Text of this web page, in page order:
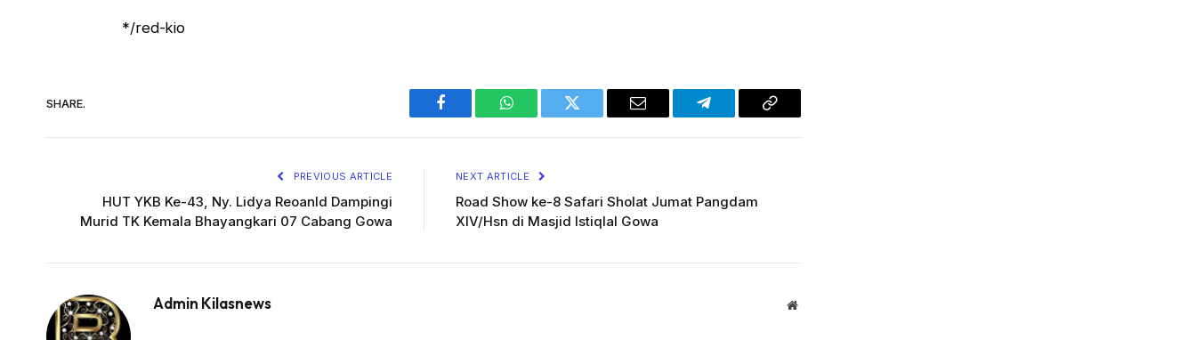
*/red-kio
SHARE.
Facebook WhatsAppTwitter Email Telegram Copy
PREVIOUS ARTICLE
HUT YKB Ke-43, Ny. Lidya Reoanld Dampingi
Murid TK Kemala Bhayangkari 07 Cabang Gowa
NEXT ARTICLE
Road Show ke-8 Safari Sholat Jumat Pangdam
XIV/Hsn di Masjid Istiqlal Gowa
Admin Kilasnews Website